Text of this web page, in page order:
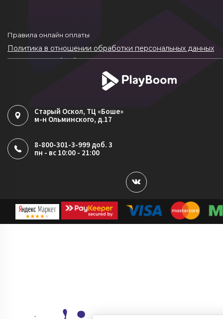
Правила онлайн оплаты
Политика в отношении обработки персональных данных
Согласие на обработку ПДн
Политика обработки файлов cookie
Старый Оскол, ТЦ «Боше»
м-н Ольминского, д.17
8-800-301-3-999 доб. 3
пн - вс 10:00 - 21:00